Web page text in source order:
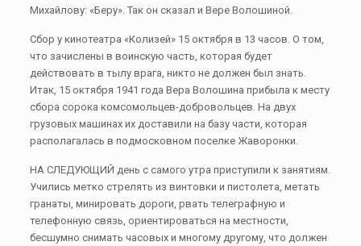
Михайлову: «Беру». Так он сказал и Вере Волошиной.
Сбор у кинотеатра «Колизей» 15 октября в 13 часов. О том,
что зачислены в воинскую часть, которая будет
действовать в тылу врага, никто не должен был знать.
Итак, 15 октября 1941 года Вера Волошина прибыла к месту
сбора сорока комсомольцев-добровольцев. На двух
грузовых машинах их доставили на базу части, которая
располагалась в подмосковном поселке Жаворонки.
НА СЛЕДУЮЩИЙ день с самого утра приступили к занятиям.
Учились метко стрелять из винтовки и пистолета, метать
гранаты, минировать дороги, рвать телеграфную и
телефонную связь, ориентироваться на местности,
бесшумно снимать часовых и многому другому, что должен